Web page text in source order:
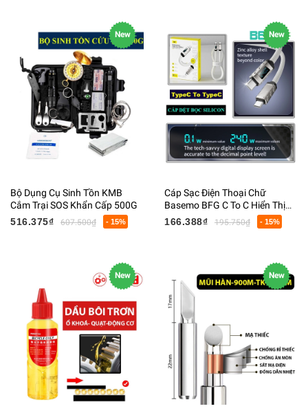
New
Bộ Dụng Cụ Sinh Tồn KMB
Cắm Trại SOS Khẩn Cấp 500G
516.375₫
607.500₫ - 15%
New
Cáp Sạc Điện Thoại Chữ
Basemo BFG C To C Hiển Thị
Số Truyền Dữ Liệu Sạc Nhanh
166.388₫ 195.750₫ - 15%
New New